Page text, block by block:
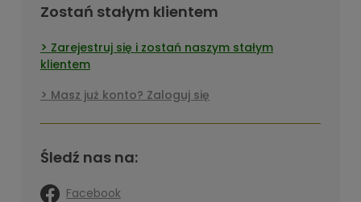
Zostań stałym klientem
Zarejestruj się i zostań naszym stałym
klientem
Masz już konto? Zaloguj się
Śledź nas na:
Facebook